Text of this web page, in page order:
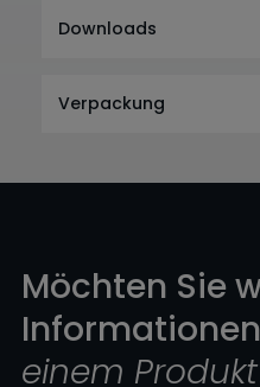
Downloads
Verpackung
Möchten Sie
einem